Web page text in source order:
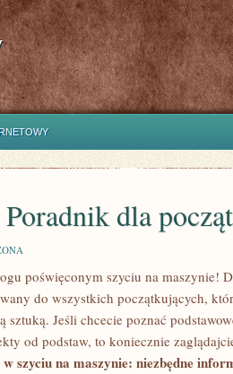
dla
poświęconym szyciu na maszynie!
do wszystkich początkujących,
sztuką. Jeśli chcecie​ poznać
od podstaw, to koniecznie​
szyciu na maszynie: niezbędne